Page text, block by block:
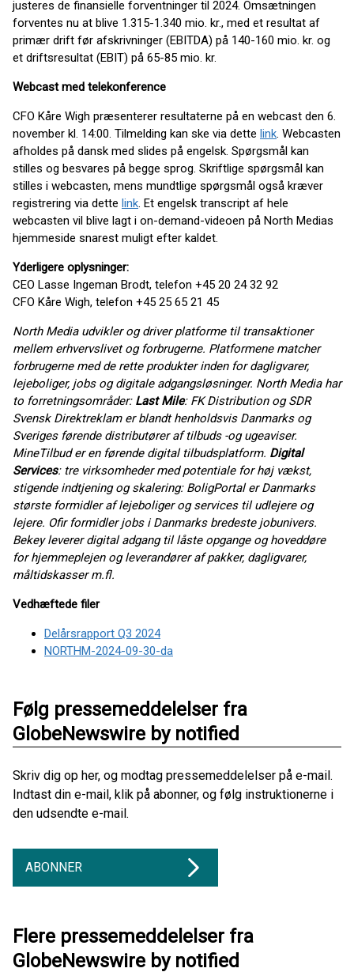
justeres de finansielle forventninger til 2024. Omsætningen
forventes nu at blive 1.315-1.340 mio. kr., med et resultat af
primær drift før afskrivninger (EBITDA) på 140-160 mio. kr. og
et driftsresultat (EBIT) på 65-85 mio. kr.
Webcast med telekonference
CFO Kåre Wigh præsenterer resultaterne på en webcast den 6.
november kl. 14:00. Tilmelding kan ske via dette link. Webcasten
afholdes på dansk med slides på engelsk. Spørgsmål kan
stilles og besvares på begge sprog. Skriftlige spørgsmål kan
stilles i webcasten, mens mundtlige spørgsmål også kræver
registrering via dette link. Et engelsk transcript af hele
webcasten vil blive lagt i on-demand-videoen på North Medias
hjemmeside snarest muligt efter kaldet.
Yderligere oplysninger:
CEO Lasse Ingeman Brodt, telefon +45 20 24 32 92
CFO Kåre Wigh, telefon +45 25 65 21 45
North Media udvikler og driver platforme til transaktioner
mellem erhvervslivet og forbrugerne. Platformene matcher
forbrugerne med de rette produkter inden for dagligvarer,
lejeboliger, jobs og digitale adgangsløsninger. North Media har
to forretningsområder: Last Mile: FK Distribution og SDR
Svensk Direktreklam er blandt henholdsvis Danmarks og
Sveriges førende distributører af tilbuds -og ugeaviser.
MineTilbud er en førende digital tilbudsplatform. Digital
Services: tre virksomheder med potentiale for høj vækst,
stigende indtjening og skalering: BoligPortal er Danmarks
største formidler af lejeboliger og services til udlejere og
lejere. Ofir formidler jobs i Danmarks bredeste jobunivers.
Bekey leverer digital adgang til låste opgange og hoveddøre
for hjemmeplejen og leverandører af pakker, dagligvarer,
måltidskasser m.fl.
Vedhæftede filer
Delårsrapport Q3 2024
NORTHM-2024-09-30-da
Følg pressemeddelelser fra
GlobeNewswire by notified
Skriv dig op her, og modtag pressemeddelelser på e-mail.
Indtast din e-mail, klik på abonner, og følg instruktionerne i
den udsendte e-mail.
ABONNER
Flere pressemeddelelser fra
GlobeNewswire by notified